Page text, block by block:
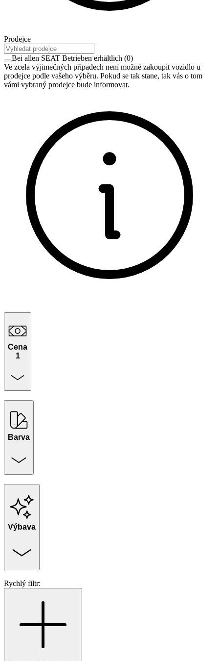
Prodejce
Bei allen SEAT Betrieben erhältlich (0)
Ve zcela výjimečných případech není možné zakoupit vozidlo u
prodejce podle vašeho výběru. Pokud se tak stane, tak vás o tom
vámi vybraný prodejce bude informovat.
Cena
1
Barva
Výbava
Rychlý filtr: